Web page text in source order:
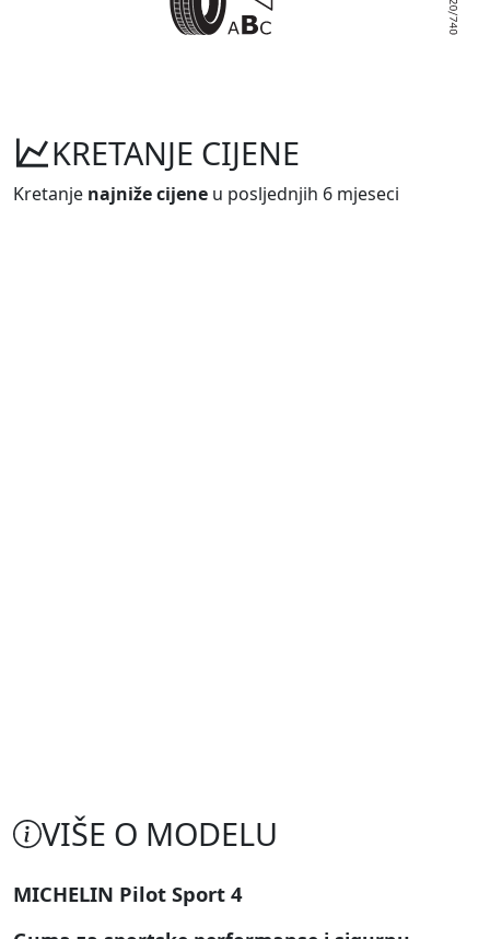
KRETANJE CIJENE
Kretanje najniže cijene u posljednjih 6 mjeseci
VIŠE O MODELU
MICHELIN Pilot Sport 4